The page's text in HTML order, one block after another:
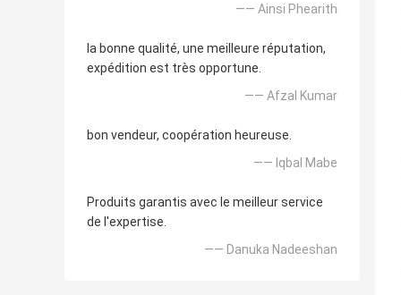
—— Ainsi Phearith
la bonne qualité, une meilleure réputation,
expédition est très opportune.
—— Afzal Kumar
bon vendeur, coopération heureuse.
—— Iqbal Mabe
Produits garantis avec le meilleur service
de l'expertise.
—— Danuka Nadeeshan